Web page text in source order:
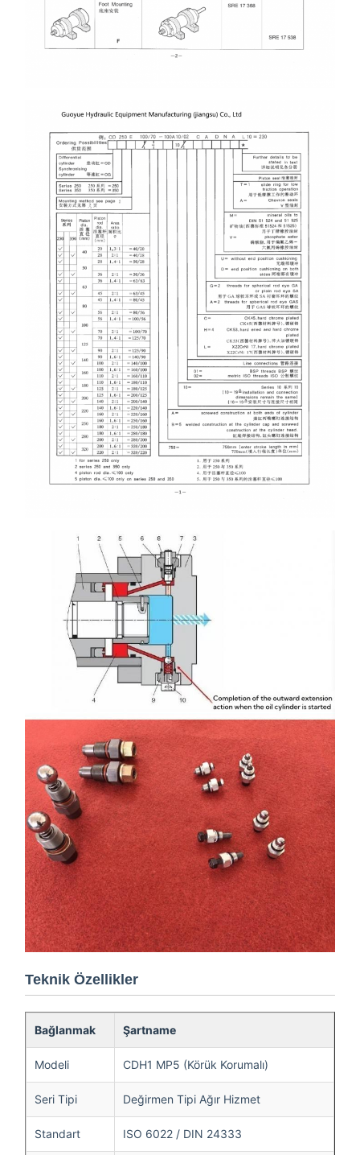
Teknik Özellikler
Bağlanmak Şartname
Modeli CDH1 MP5 (Körük Korumalı)
Seri Tipi Değirmen Tipi Ağır Hizmet
Standart ISO 6022 / DIN 24333